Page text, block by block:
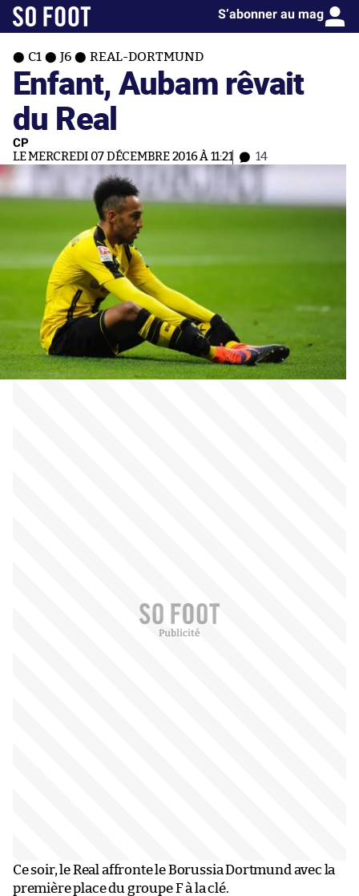
S’abonner au mag
C1 J6 REAL-DORTMUND
Enfant, Aubam rêvait
du Real
CP
LE MERCREDI 07 DÉCEMBRE 2016 À 11:21 14
Ce soir, le Real affronte le Borussia Dortmund avec la
première place du groupe F à la clé.